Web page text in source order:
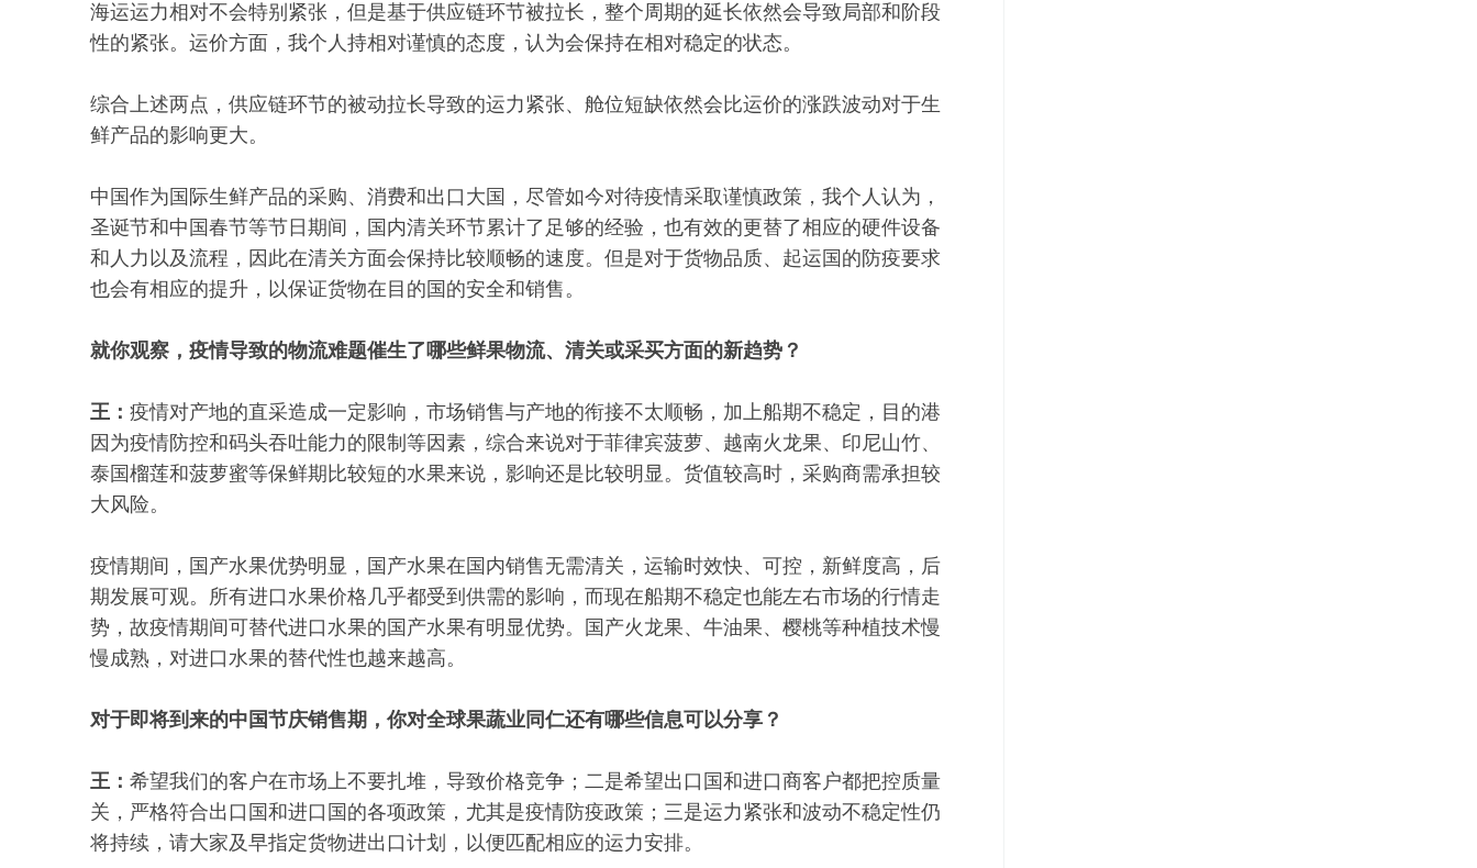
海运运力相对不会特别紧张，但是基于供应链环节被拉长，整个周期的延长依然会导致局部和阶段
性的紧张。运价方面，我个人持相对谨慎的态度，认为会保持在相对稳定的状态。
综合上述两点，供应链环节的被动拉长导致的运力紧张、舱位短缺依然会比运价的涨跌波动对于生
鲜产品的影响更大。
中国作为国际生鲜产品的采购、消费和出口大国，尽管如今对待疫情采取谨慎政策，我个人认为，
圣诞节和中国春节等节日期间，国内清关环节累计了足够的经验，也有效的更替了相应的硬件设备
和人力以及流程，因此在清关方面会保持比较顺畅的速度。但是对于货物品质、起运国的防疫要求
也会有相应的提升，以保证货物在目的国的安全和销售。
就你观察，疫情导致的物流难题催生了哪些鲜果物流、清关或采买方面的新趋势？
王： 疫情对产地的直采造成一定影响，市场销售与产地的衔接不太顺畅，加上船期不稳定，目的港
因为疫情防控和码头吞吐能力的限制等因素，综合来说对于菲律宾菠萝、越南火龙果、印尼山竹、
泰国榴莲和菠萝蜜等保鲜期比较短的水果来说，影响还是比较明显。货值较高时，采购商需承担较
大风险。
疫情期间，国产水果优势明显，国产水果在国内销售无需清关，运输时效快、可控，新鲜度高，后
期发展可观。所有进口水果价格几乎都受到供需的影响，而现在船期不稳定也能左右市场的行情走
势，故疫情期间可替代进口水果的国产水果有明显优势。国产火龙果、牛油果、樱桃等种植技术慢
慢成熟，对进口水果的替代性也越来越高。
对于即将到来的中国节庆销售期，你对全球果蔬业同仁还有哪些信息可以分享？
王： 希望我们的客户在市场上不要扎堆，导致价格竞争；二是希望出口国和进口商客户都把控质量
关，严格符合出口国和进口国的各项政策，尤其是疫情防疫政策；三是运力紧张和波动不稳定性仍
将持续，请大家及早指定货物进出口计划，以便匹配相应的运力安排。